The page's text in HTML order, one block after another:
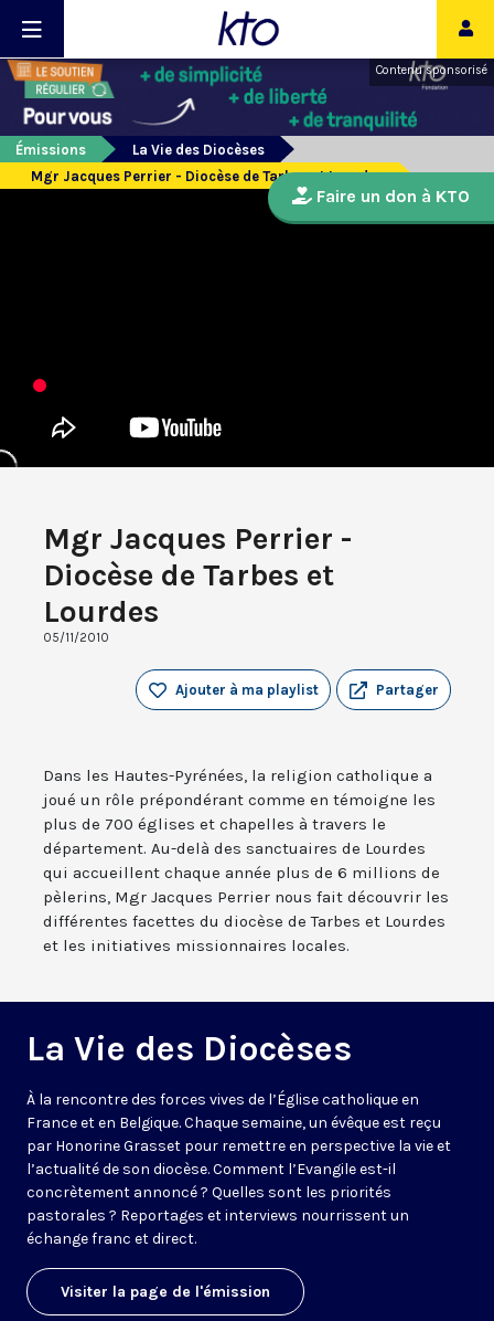
Contenu sponsorisé
Émissions
La Vie des Diocèses
Mgr Jacques Perrier - Diocèse de Tarbes et Lourdes
Mgr Jacques Perrier -
Diocèse de Tarbes et
Lourdes
05/11/2010
Partager
Ajouter à ma playlist
Dans les Hautes-Pyrénées, la religion catholique a
joué un rôle prépondérant comme en témoigne les
plus de 700 églises et chapelles à travers le
département. Au-delà des sanctuaires de Lourdes
qui accueillent chaque année plus de 6 millions de
pèlerins, Mgr Jacques Perrier nous fait découvrir les
différentes facettes du diocèse de Tarbes et Lourdes
et les initiatives missionnaires locales.
La Vie des Diocèses
À la rencontre des forces vives de l’Église catholique en
France et en Belgique. Chaque semaine, un évêque est reçu
par Honorine Grasset pour remettre en perspective la vie et
l’actualité de son diocèse. Comment l’Evangile est-il
concrètement annoncé ? Quelles sont les priorités
pastorales ? Reportages et interviews nourrissent un
échange franc et direct.
Visiter la page de l'émission
Faire un don à KTO